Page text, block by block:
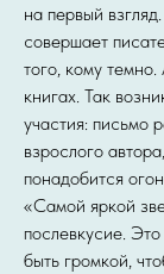
на первый
совершает
того, кому
книгах. Так
участия: письмо
взрослого
понадобится
«Самой яркой
послевкусие.
быть громкой,